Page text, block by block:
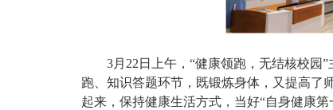
3月22日上午，“健康领跑，无结核校园
跑、知识答题环节，既锻炼身体，又提高了
起来，保持健康生活方式，当好“自身健康